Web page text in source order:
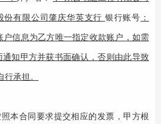
份有限公司肇庆华英支行 银行账号 ：
户信息为乙方唯一指定收款账户，如需
通知甲方并获书面确认，否则由此导致
承担。
本合同要求提交相应的发票，甲方根